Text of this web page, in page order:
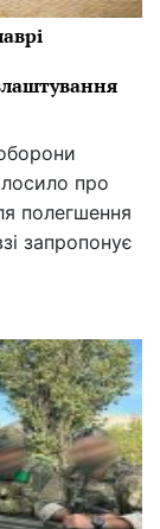
про
полегшення
запропонує